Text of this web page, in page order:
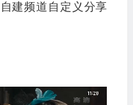
建频道自定义分享